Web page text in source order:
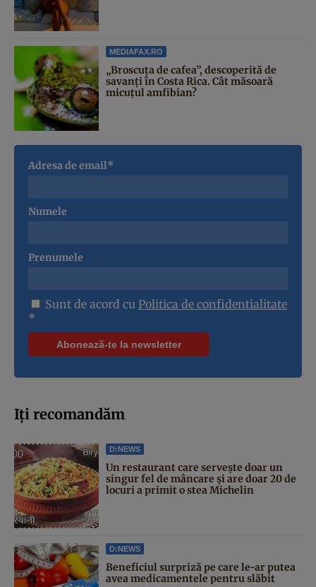
MEDIAFAX.RO
„Broscuța de cafea”, descoperită de
savanți în Costa Rica. Cât măsoară
micuțul amfibian?
Adresa de email*
Numele
Prenumele
Sunt de acord cu Politica de confidentialitate
*
Iți recomandăm
D:NEWS
Un restaurant care servește doar un
singur fel de mâncare și are doar 20 de
locuri a primit o stea Michelin
D:NEWS
Beneficiul surpriză pe care le-ar putea
avea medicamentele pentru slăbit